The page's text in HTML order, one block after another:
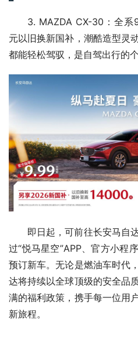
3. MAZDA CX-30：全
元以旧换新国补，潮酷造型灵
都能轻松驾驭，是自驾出行的个
即日起，可前往长安马自
过“悦马星空”APP、官方小程
预订新车。无论是燃油车时代
达将持续以全球顶级的安全品
满的福利政策，携手每一位用
新旅程。